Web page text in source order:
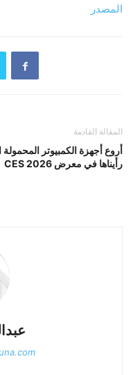
المصدر
المقالة القادمة
أروع أجهزة الكمبيوتر المحمولة
رأيناها في معرض CES 2026